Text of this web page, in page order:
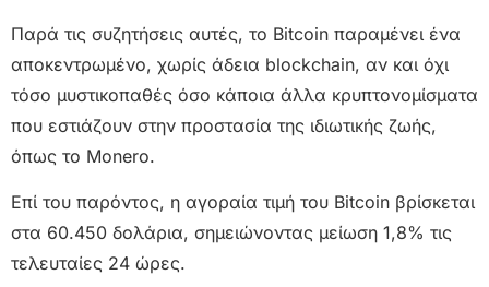
Παρά τις συζητήσεις αυτές, το Bitcoin παραμένει ένα
αποκεντρωμένο, χωρίς άδεια blockchain, αν και όχι
τόσο μυστικοπαθές όσο κάποια άλλα κρυπτονομίσματα
που εστιάζουν στην προστασία της ιδιωτικής ζωής,
όπως το Monero.
Επί του παρόντος, η αγοραία τιμή του Bitcoin βρίσκεται
στα 60.450 δολάρια, σημειώνοντας μείωση 1,8% τις
τελευταίες 24 ώρες.